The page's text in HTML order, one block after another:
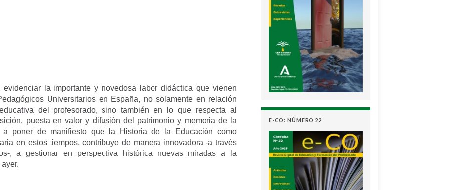
evidenciar la importante y novedosa labor didáctica que vienen
Universitarios en España, no solamente en relación
del profesorado, sino también en lo que respecta al
puesta en valor y difusión del patrimonio y memoria de la
a poner de manifiesto que la Historia de la Educación como
en estos tiempos, contribuye de manera innovadora -a través
, a gestionar en perspectiva histórica nuevas miradas a la
E-CO: NÚMERO 22